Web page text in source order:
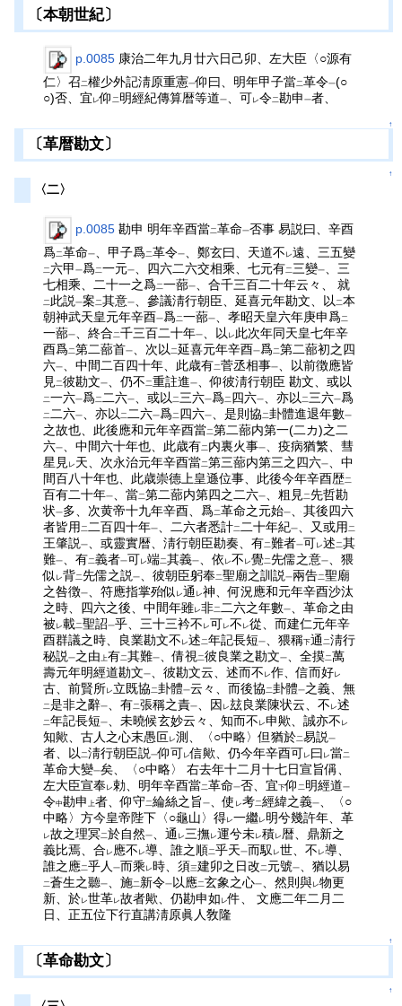
〔本朝世紀〕
p.0085 康治二年九月廿六日己卯、左大臣〈○源有
仁〉召二權少外記淸原重憲一仰曰、明年甲子當二革令一(○
○)否、宜 レ仰二明經紀傳算暦等道一、可レ令二勘申一者、
↑
〔革暦勘文〕
↑
〈二〉
p.0085 勘申 明年辛酉當二革命一否事 易説曰、辛酉
爲二革命一 、甲子爲二革令一 、鄭玄曰、天道不 レ遠、三五變
二六甲一爲二一元一 、四六二六交相乘、七元有二三變一
、三
七相乘、二十一之爲二一蔀一 、合千三百二十年云々、 就
二此説一案二其意一 、參議淸行朝臣、延喜元年勘文、以 二本
朝神武天皇元年辛酉一爲二一蔀一 、孝昭天皇六年庚申爲二
一蔀一 、終合二千三百二十年一 、以 レ 此次年同天皇七年辛
酉爲二第二蔀首一 、次以 二延喜元年辛酉一爲二第二蔀初之四
六一 、中間二百四十年、此歳有二菅丞相事一
、以前徴應皆
見二彼勘文一 、仍不二重註進一 、仰彼淸行朝臣 勘文、或以
二一六一爲二 二六一 、或以 二三六一爲二四六一 、亦以 二三六一爲
二 二六一 、亦以 二 二六一爲二四六一 、是則協二卦體進退年數一
之故也、此後應和元年辛酉當二第二蔀内第一(二カ)之二
六一 、中間六十年也、此歳有二内裏火事一
、疫病猶繁、彗
星見 レ 天、次永治元年辛酉當二第三蔀内第三之四六一
、中
間百八十年也、此歳崇德上皇遜位事、此後今年辛酉歴二
百有二十年一 、當二第二蔀内第四之二六一 、粗見二先哲勘
状一多、次黄帝十九年辛酉、爲二革命之元始一
、其後四六
者皆用 二 二百四十年一 、二六者悉計二 二十年紀一 、又或用 二
王肇説一 、或靈實暦、淸行朝臣勘奏、有二難者一可レ述二其
難一 、有二義者一可レ端二其義一 、依 レ不 レ覺二先儒之意一
、猥
似 レ背二先儒之説一 、彼朝臣躬奉二聖廟之訓説一兩告二聖廟
之咎徴一 、符應指掌殆似 レ通 レ神、何況應和元年辛酉沙汰
之時、四六之後、中間年雖レ非二 二六之年數一
、革命之由
被 レ載二聖詔一乎、三十三衿不 レ可レ不 レ從、而建仁元年辛
酉群議之時、良業勘文不 レ述二年記長短一 、猥稱下通 二淸行
秘説一之由上有二其難一 、倩視 二彼良業之勘文一 、全摸二萬
壽元年明經道勘文一 、彼勘文云、述而不 レ作、信而好レ
古、前賢所レ 立既協二卦體一云々、而後協二卦體一之義、無
二是非之辭一 、有二張稱之責一 、因 レ玆良業陳状云、不 レ述
二年記長短一 、未曉候玄妙云々、知而不 レ申歟、誠亦不 レ
知歟、古人之心末愚叵レ測、〈○中略〉但猶於二易説一
者、以 二淸行朝臣説一仰可レ信歟、仍今年辛酉可レ 曰 レ當二
革命大變一矣、〈○中略〉 右去年十二月十七日宣旨偁、
左大臣宣奉レ勅、明年辛酉當二革命一否、宜下仰 二明經道一
令中勘申 上者、仰守二綸絲之旨一 、使 レ考二經緯之義一
、〈○
中略〉方今皇帝陛下〈○龜山〉得レ一繼レ 明兮幾許年、革
レ故之理冥二於自然一 、通 レ三撫レ運兮未レ積レ 暦、鼎新之
義比焉、合 レ 應不 レ導、誰之順二乎天一而馭 レ世、不 レ導、
誰之應二乎人一而乘 レ時、須三建卯之日改二元號一 、猶以易
二蒼生之聽一 、施二新令一 以應二玄象之心一 、然則與レ物更
新、於レ世革レ故者歟、仍勘申如 レ件、 文應二年二月二
日、正五位下行直講淸原眞人敎隆
↑
〔革命勘文〕
↑